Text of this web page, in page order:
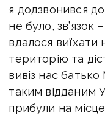
я додзвонився
не було,
вдалося виїхати
територію та
вивіз нас
таким відданим
прибули на